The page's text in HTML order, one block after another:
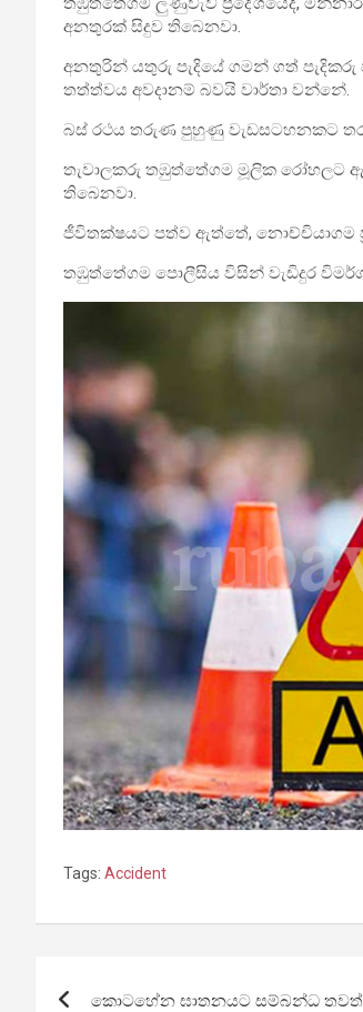
අනතුරක් සිදුව තිබෙනවා.
අනතුරින් යතුරු පැදියේ ගමන් ගත්
තත්ත්වය අවදානම් බවයි වාර්තා වන්නේ.
බස් රථය තරුණ පුහුණු වැඩසටහනකට
තැවාලකරු තඹුත්තේගම මූලික රෝහලට
තිබෙනවා.
ජීවිතක්ෂයට පත්ව ඇත්තේ, නොච්චියාගම
තඹුත්තේගම පොලීසිය විසින් වැඩිදුර
Tags: Accident
කොටහේන ඝාතනයට සම්බන්ධ තවත්